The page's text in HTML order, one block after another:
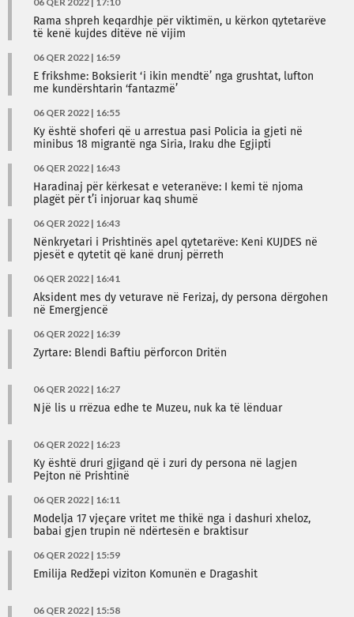
Rama shpreh keqardhje për viktimën, u kërkon qytetarëve
të kenë kujdes ditëve në vijim
06 QER 2022 | 16:59
E frikshme: Boksierit ‘i ikin mendtë’ nga grushtat, lufton
me kundërshtarin ‘fantazmë’
06 QER 2022 | 16:55
Ky është shoferi që u arrestua pasi Policia ia gjeti në
minibus 18 migrantë nga Siria, Iraku dhe Egjipti
06 QER 2022 | 16:43
Haradinaj për kërkesat e veteranëve: I kemi të njoma
plagët për t’i injoruar kaq shumë
06 QER 2022 | 16:43
Nënkryetari i Prishtinës apel qytetarëve: Keni KUJDES në
pjesët e qytetit që kanë drunj përreth
06 QER 2022 | 16:41
Aksident mes dy veturave në Ferizaj, dy persona dërgohen
në Emergjencë
06 QER 2022 | 16:39
Zyrtare: Blendi Baftiu përforcon Dritën
06 QER 2022 | 16:27
Një lis u rrëzua edhe te Muzeu, nuk ka të lënduar
06 QER 2022 | 16:23
Ky është druri gjigand që i zuri dy persona në lagjen
Pejton në Prishtinë
06 QER 2022 | 16:11
Modelja 17 vjeçare vritet me thikë nga i dashuri xheloz,
babai gjen trupin në ndërtesën e braktisur
06 QER 2022 | 15:59
Emilija Redžepi viziton Komunën e Dragashit
06 QER 2022 | 15:58